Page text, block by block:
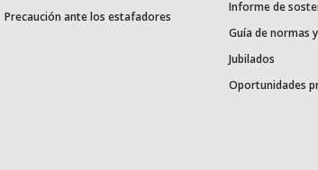
Precaución ante los estafadores
Informe de
Guía de normas
Jubilados
Oportunidades